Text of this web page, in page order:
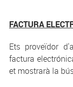
FACTURA
Ets proveïdor
factura
et mostrarà la